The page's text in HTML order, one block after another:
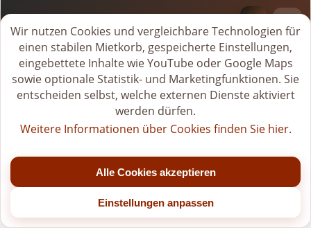
Deprecated
: Creation of dynamic property
Page::$__pages_city_seo_applied is deprecated in
/users/tiwrow/www/verleih/modules/pages_city_seo/
on line180
M
i
e
t
k
r
b
ö
f
e
Jetzt geschlossen
Mo - Fr: 07:00 - 22:00 Uhr (bis Jahresende)
Sa: 07:00 - 20:00 Uhr (nach 15:00 Uhr nur nach Vereinbarung)
So/Feiertage: nur für gebuchte Veranstaltungen
Wir nutzen Cookies und vergleichbare Technologien für
einen stabilen Mietkorb, gespeicherte Einstellungen,
eingebettete Inhalte wie YouTube oder Google Maps
sowie optionale Statistik- und Marketingfunktionen. Sie
entscheiden selbst, welche externen Dienste aktiviert
werden dürfen.
Weitere Informationen über Cookies finden Sie hier.
Alle Cookies akzeptieren
Einstellungen anpassen